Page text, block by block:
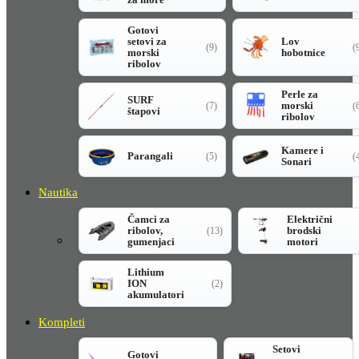
Gotovi
setovi za
morski
ribolov
(9)
Lov
hobotnice
SURF
štapovi
(7)
Perle za
morski
ribolov
Parangali (5)
Kamere i
Sonari
Nautika
Čamci za
ribolov,
gumenjaci
(13)
Električni
brodski
motori
Lithium
ION
akumulatori
(2)
Kompleti
Gotovi
Setovi